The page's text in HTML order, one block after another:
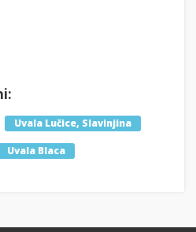
Uvala Lučice, Slavinjina
Uvala Blaca